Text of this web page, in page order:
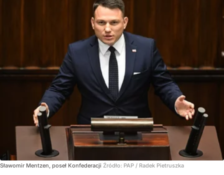
Sławomir Mentzen, poseł Konfederacji Źródło: PAP / Radek Pietruszka